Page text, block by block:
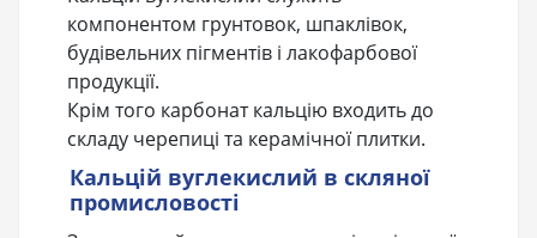
компонентом грунтовок, шпаклівок,
будівельних пігментів і лакофарбової
продукції.
Крім того карбонат кальцію входить до
складу черепиці та керамічної плитки.
Кальцій вуглекислий в скляної
промисловості